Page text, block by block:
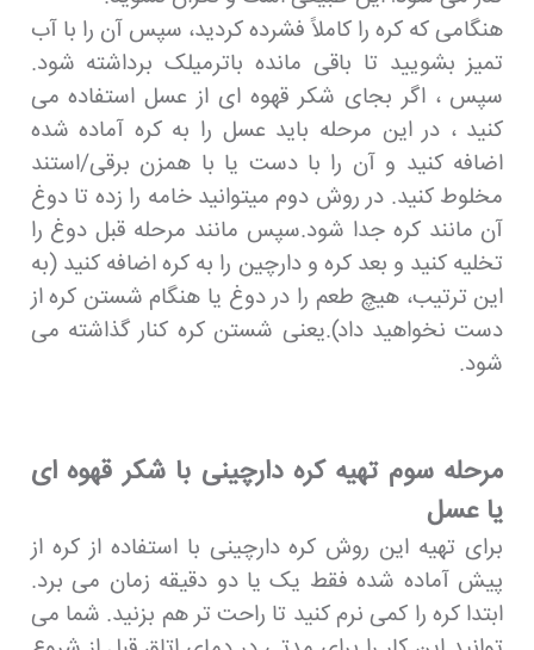
هنگامی که کره را کاملاً فشرده کردید، سپس آن را با آب
تمیز بشویید تا باقی مانده باترمیلک برداشته شود.
سپس ، اگر بجای شکر قهوه ای از عسل استفاده می
کنید ، در این مرحله باید عسل را به کره آماده شده
اضافه کنید و آن را با دست یا با همزن برقی/استند
مخلوط کنید. در روش دوم میتوانید خامه را زده تا دوغ
آن مانند کره جدا شود.سپس مانند مرحله قبل دوغ را
تخلیه کنید و بعد کره و دارچین را به کره اضافه کنید (به
این ترتیب، هیچ طعم را در دوغ یا هنگام شستن کره از
دست نخواهید داد).یعنی شستن کره کنار گذاشته می
شود.
مرحله سوم تهیه کره دارچینی با شکر قهوه ای
یا عسل
برای تهیه این روش کره دارچینی با استفاده از کره از
پیش آماده شده فقط یک یا دو دقیقه زمان می برد.
ابتدا کره را کمی نرم کنید تا راحت تر هم بزنید. شما می